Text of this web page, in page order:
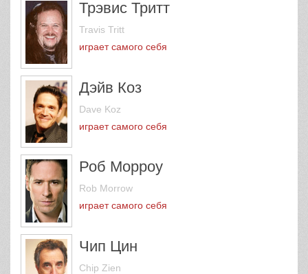
Трэвис Тритт
Travis Tritt
играет самого себя
Дэйв Коз
Dave Koz
играет самого себя
Роб Морроу
Rob Morrow
играет самого себя
Чип Цин
Chip Zien